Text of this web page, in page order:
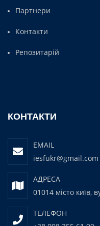
Партнери
Контакти
Репозитарій
КОНТАКТИ
EMAIL
iesfukr@gmail.com
АДРЕСА
01014 місто київ,
ТЕЛЕФОН